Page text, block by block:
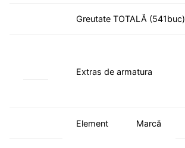
Greutate TOTALĂ (541buc)
Extras de armatura
Element Marcă